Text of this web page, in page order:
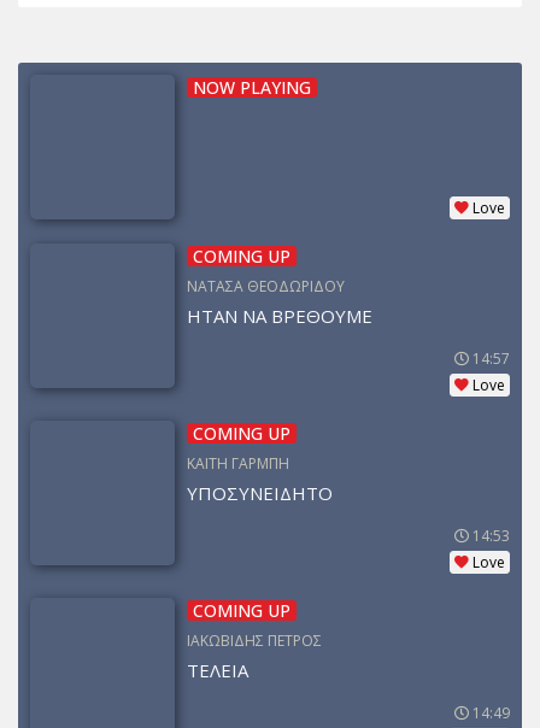
NOW PLAYING
Love
COMING UP
ΝΑΤΑΣΑ ΘΕΟΔΩΡΙΔΟΥ
ΗΤΑΝ ΝΑ ΒΡΕΘΟΥΜΕ
14:57
Love
COMING UP
ΚΑΙΤΗ ΓΑΡΜΠΗ
ΥΠΟΣΥΝΕΙΔΗΤΟ
14:53
Love
COMING UP
ΙΑΚΩΒΙΔΗΣ ΠΕΤΡΟΣ
ΤΕΛΕΙΑ
14:49